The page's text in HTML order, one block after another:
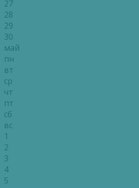
27
28
29
30
май
пн
вт
ср
чт
пт
сб
вс
1
2
3
4
5